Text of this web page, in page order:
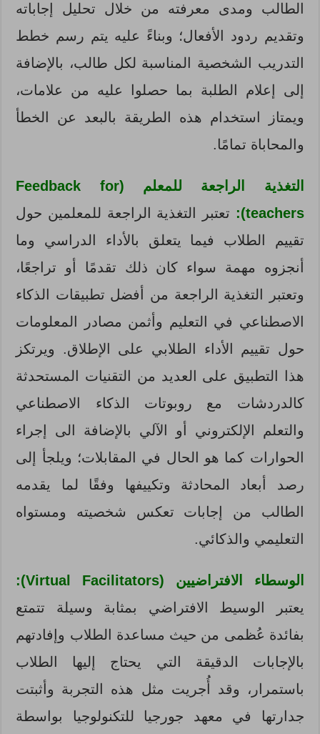
الطالب ومدى معرفته من خلال تحليل إجاباته
وتقديم ردود الأفعال؛ وبناءً عليه يتم رسم خطط
التدريب الشخصية المناسبة لكل طالب، بالإضافة
إلى إعلام الطلبة بما حصلوا عليه من علامات،
ويمتاز استخدام هذه الطريقة بالبعد عن الخطأ
والمحاباة تمامًا.
التغذية الراجعة للمعلم (Feedback for
teachers):
تعتبر التغذية الراجعة للمعلمين حول
تقييم الطلاب فيما يتعلق بالأداء الدراسي وما
أنجزوه مهمة سواء كان ذلك تقدمًا أو تراجعًا،
وتعتبر التغذية الراجعة من أفضل تطبيقات الذكاء
الاصطناعي في التعليم وأثمن مصادر المعلومات
حول تقييم الأداء الطلابي على الإطلاق. ويرتكز
هذا التطبيق على العديد من التقنيات المستحدثة
كالدردشات مع روبوتات الذكاء الاصطناعي
والتعلم الإلكتروني أو الآلي بالإضافة الى إجراء
الحوارات كما هو الحال في المقابلات؛ ويلجأ إلى
رصد أبعاد المحادثة وتكييفها وفقًا لما يقدمه
الطالب من إجابات تعكس شخصيته ومستواه
التعليمي والذكائي.
الوسطاء الافتراضيين (Virtual Facilitators):
يعتبر الوسيط الافتراضي بمثابة وسيلة تتمتع
بفائدة عُظمى من حيث مساعدة الطلاب وإفادتهم
بالإجابات الدقيقة التي يحتاج إليها الطلاب
باستمرار، وقد أُجريت مثل هذه التجربة وأثبتت
جدارتها في معهد جورجيا للتكنولوجيا بواسطة